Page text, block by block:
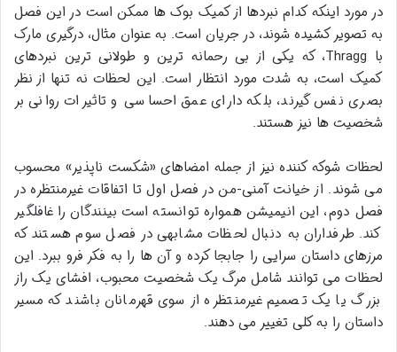
در مورد اینکه کدام نبردها از کمیک بوک ها ممکن است در این فصل
به تصویر کشیده شوند، در جریان است. به عنوان مثال، درگیری مارک
با Thragg، که یکی از بی رحمانه ترین و طولانی ترین نبردهای
کمیک است، به شدت مورد انتظار است. این لحظات نه تنها از نظر
بصری نفس گیرند، بلکه دارای عمق احساسی و تاثیرات روانی بر
شخصیت ها نیز هستند.
لحظات شوکه کننده نیز از جمله امضاهای «شکست ناپذیر» محسوب
می شوند. از خیانت آمنی-من در فصل اول تا اتفاقات غیرمنتظره در
فصل دوم، این انیمیشن همواره توانسته است بینندگان را غافلگیر
کند. طرفداران به دنبال لحظات مشابهی در فصل سوم هستند که
مرزهای داستان سرایی را جابجا کرده و آن ها را به فکر فرو ببرد. این
لحظات می توانند شامل مرگ یک شخصیت محبوب، افشای یک راز
بزرگ یا یک تصمیم غیرمنتظره از سوی قهرمانان باشند که مسیر
داستان را به کلی تغییر می دهند.